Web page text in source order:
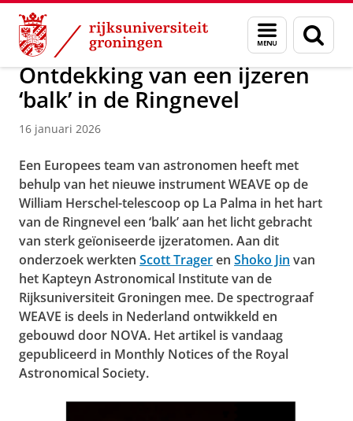
Skip
Content
Skip
Navigation
Menu
en
zoeken
Onderzoek Kapteyn Instituut Agenda en Nieuws
Ontdekking van een ijzeren
‘balk’ in de Ringnevel
16 januari 2026
Een Europees team van astronomen heeft met
behulp van het nieuwe instrument WEAVE op de
William Herschel-telescoop op La Palma in het hart
van de Ringnevel een ‘balk’ aan het licht gebracht
van sterk geïoniseerde ijzeratomen. Aan dit
onderzoek werkten Scott Trageren Shoko Jin van
het Kapteyn Astronomical Institute van de
Rijksuniversiteit Groningen mee. De spectrograaf
WEAVE is deels in Nederland ontwikkeld en
gebouwd door NOVA. Het artikel is vandaag
gepubliceerd in Monthly Notices of the Royal
Astronomical Society.